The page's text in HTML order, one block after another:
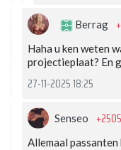
Berrag
Haha u ken weten
projectieplaat? En
27-11-2025 18:25
Senseo +2505
Allemaal passanten